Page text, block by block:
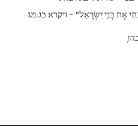
אֶת בְּנֵי יִשְׂרָאֵל" – ויקרא כג:מג